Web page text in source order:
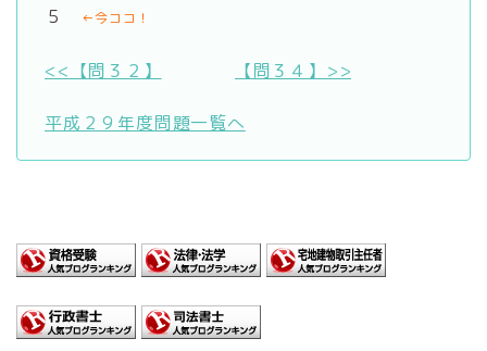
５
←今ココ！
<<【問３２】 【問３４】>>
平成２９年度問題一覧へ